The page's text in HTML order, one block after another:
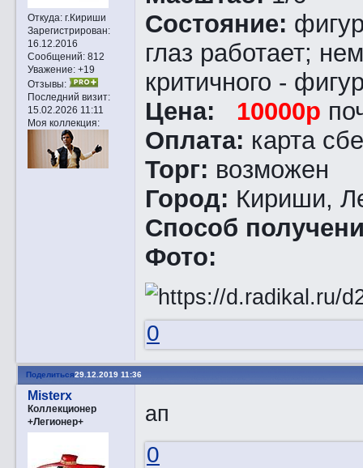
Откуда:г.Кириши
Зарегистрирован:
16.12.2016
Сообщений:812
Уважение: +19
Отзывы:
Последний визит:
15.02.2026 11:11
Моя коллекция:
Состояние:
глаз работает;
критичного -
Цена:
10000р
Оплата: карта
Торг: возможен
Город: Кириши,
Способ
Фото:
0
Поделиться29.12.2019 11:36
Misterx
Коллекционер
+Легионер+
ап
0